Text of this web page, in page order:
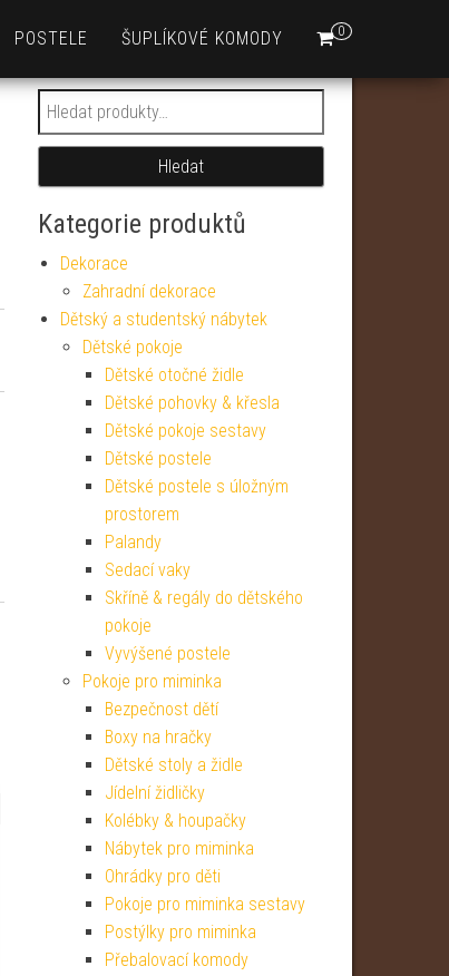
0
POSTELE ŠUPLÍKOVÉ KOMODY
Hledat:
Hledat
Kategorie produktů
Dekorace
Zahradní dekorace
Dětský a studentský nábytek
Dětské pokoje
Dětské otočné židle
Dětské pohovky & křesla
Dětské pokoje sestavy
Dětské postele
Dětské postele s úložným
prostorem
Palandy
Sedací vaky
Skříně & regály do dětského
pokoje
Vyvýšené postele
Pokoje pro miminka
Bezpečnost dětí
Boxy na hračky
Dětské stoly a židle
Jídelní židličky
Kolébky & houpačky
Nábytek pro miminka
Ohrádky pro děti
Pokoje pro miminka sestavy
Postýlky pro miminka
Přebalovací komody